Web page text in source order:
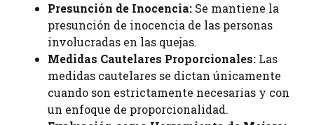
Presunción de Inocencia: Se mantiene la
presunción de inocencia de las personas
involucradas en las quejas.
Medidas Cautelares Proporcionales: Las
medidas cautelares se dictan únicamente
cuando son estrictamente necesarias y con
un enfoque de proporcionalidad.